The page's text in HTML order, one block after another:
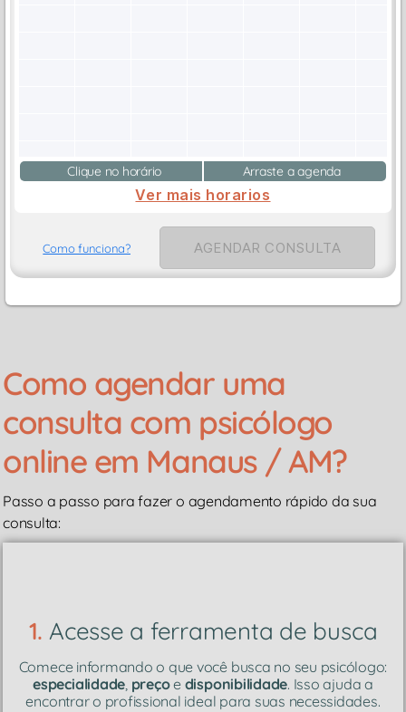
Clique no horário Arraste a agenda
Ver mais horarios
Como funciona? AGENDAR CONSULTA
Como agendar uma
consulta com psicólogo
online em Manaus / AM?
Passo a passo para fazer o agendamento rápido da sua
consulta:
1. Acesse a ferramenta de busca
Comece informando o que você busca no seu psicólogo:
especialidade, preçoe disponibilidade. Isso ajuda a
encontrar o profissional ideal para suas necessidades.